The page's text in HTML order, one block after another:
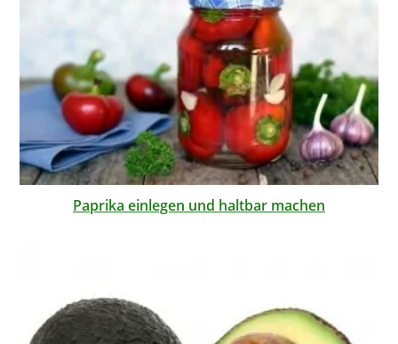
Paprika einlegen und haltbar machen